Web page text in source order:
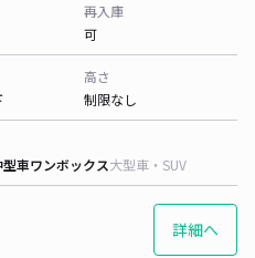
再入庫
可
高さ
制限なし
型車ワンボックス大型車・SUV
詳細へ